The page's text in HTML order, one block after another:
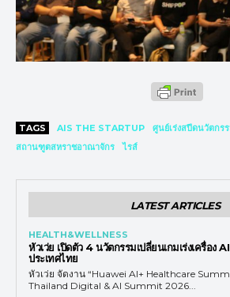
TAGS AIS THE STARTUP
ศูนย์เร่งสปีดนวัตกร
สถานฑูตสหราชอาณาจักร
ไรส์
LATEST ARTICLES
HEALTH&WELLNESS
หัวเว่ย เปิดตัว 4 นวัตกรรมเปลี่ยนเกมเร่งเครื่อง
ประเทศไทย
หัวเว่ย จัดงาน “Huawei AI+ Healthcare
Thailand Digital & AI Summit 2026...